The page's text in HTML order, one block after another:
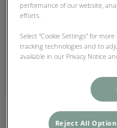
Amandine
performance of our website,
efforts.
Select “Cookie Settings” for
tracking technologies and to
available in our Privacy Notice
Reject All